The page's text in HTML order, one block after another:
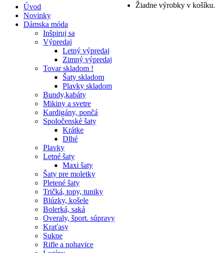
Žiadne výrobky v košíku.
Úvod
Novinky
Dámska móda
Inšpiruj sa
Výpredaj
Letný výpredaj
Zimný výpredaj
Tovar skladom !
Šaty skladom
Plavky skladom
Bundy,kabáty
Mikiny a svetre
Kardigány, pončá
Spoločenské šaty
Krátke
Dlhé
Plavky
Letné šaty
Maxi šaty
Šaty pre moletky
Pletené šaty
Tričká, topy, tuniky
Blúzky, košele
Bolerká, saká
Overaly, šport. súpravy
Kraťasy
Sukne
Rifle a nohavice